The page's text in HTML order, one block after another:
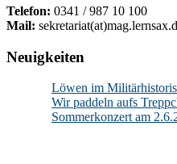
Telefon: 0341 / 987 10 100
Mail:
Neuigkeiten
Löwen im
Wir paddeln aufs
Sommerkonzert am